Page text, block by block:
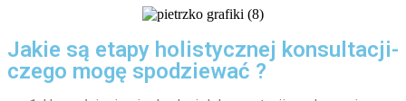
Jakie są etapy holistycznej konsultacji-
czego mogę spodziewać ?